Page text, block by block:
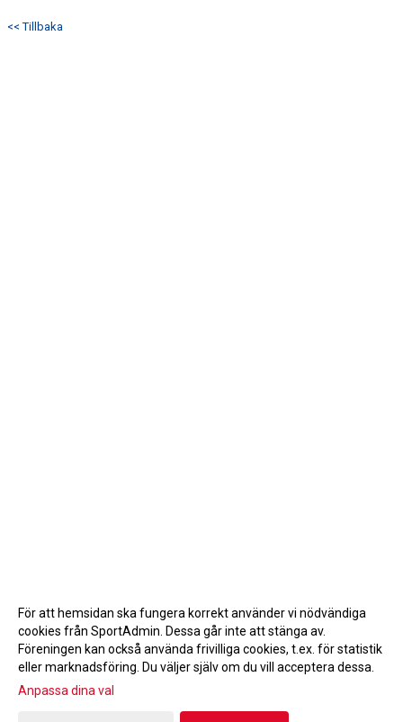
<< Tillbaka
Gå till Webbversion
För att hemsidan ska fungera korrekt använder vi nödvändiga
cookies från SportAdmin. Dessa går inte att stänga av.
Föreningen kan också använda frivilliga cookies, t.ex. för statistik
eller marknadsföring. Du väljer själv om du vill acceptera dessa.
Anpassa dina val